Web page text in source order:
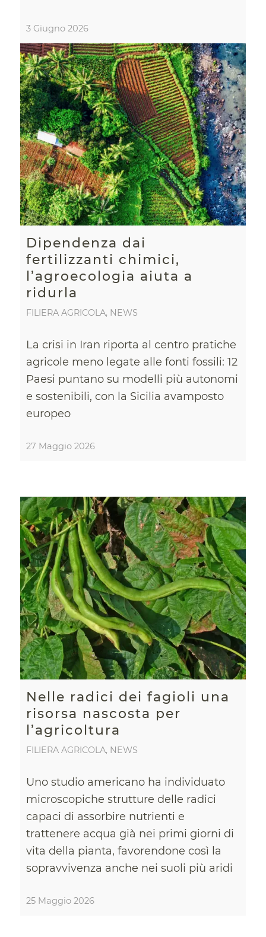
3 Giugno 2026
Dipendenza dai
fertilizzanti chimici,
l’agroecologia aiuta a
ridurla
FILIERA AGRICOLA, NEWS
La crisi in Iran riporta al centro pratiche
agricole meno legate alle fonti fossili: 12
Paesi puntano su modelli più autonomi
e sostenibili, con la Sicilia avamposto
europeo
27 Maggio 2026
Nelle radici dei fagioli una
risorsa nascosta per
l’agricoltura
FILIERA AGRICOLA, NEWS
Uno studio americano ha individuato
microscopiche strutture delle radici
capaci di assorbire nutrienti e
trattenere acqua già nei primi giorni di
vita della pianta, favorendone così la
sopravvivenza anche nei suoli più aridi
25 Maggio 2026